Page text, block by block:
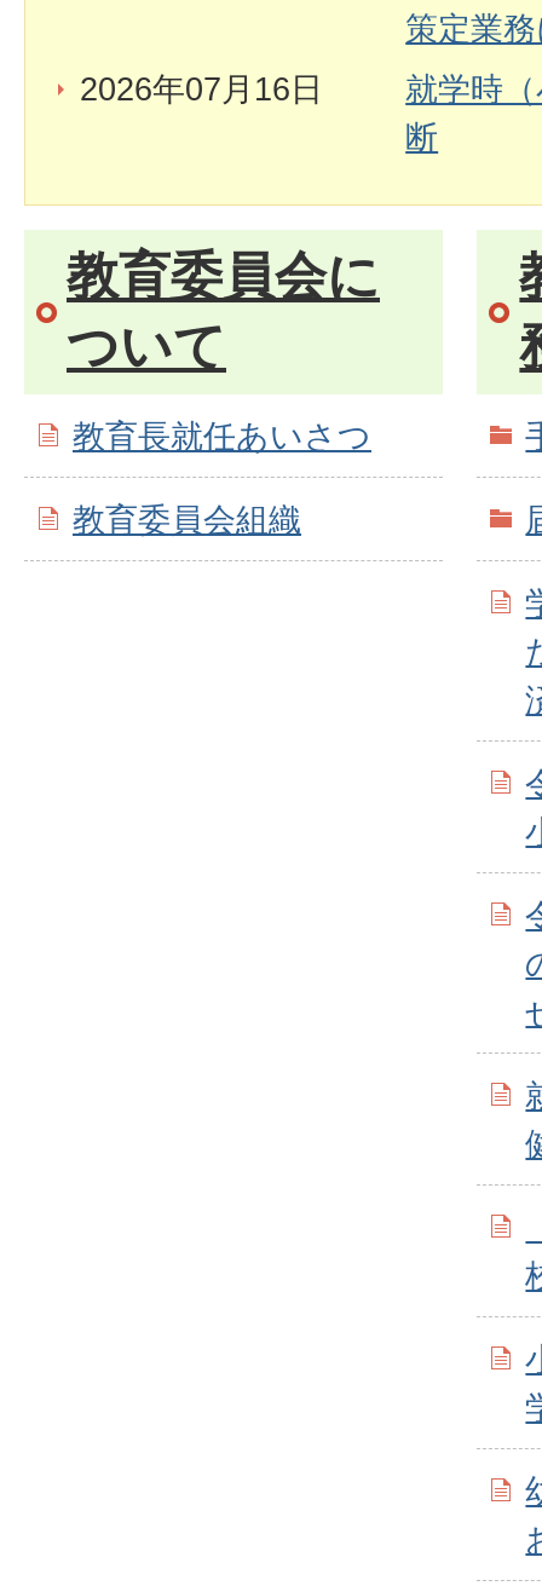
策定業
2026年07月16日
就学時
断
教育委員会に
ついて
教育長就任あいさつ
教育委員会組織